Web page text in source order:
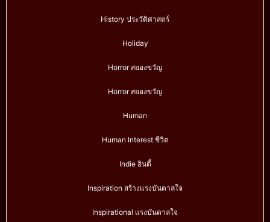
History ประวัติศาสตร์
Holiday
Horror สยองขวัญ
Horror สยองขวัญ
Human
Human Interest ชีวิต
Indie อินดี้
Inspiration สร้างแรงบันดาลใจ
Inspirational แรงบันดาลใจ